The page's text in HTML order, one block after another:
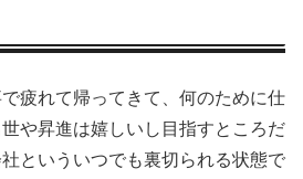
疲れて帰ってきて、何のために仕
や昇進は嬉しいし目指すところだ
といういつでも裏切られる状態で